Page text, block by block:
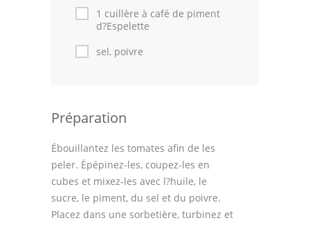
1 cuillère à café de piment
d?Espelette
sel, poivre
Préparation
Ébouillantez les tomates afin de les
peler. Épépinez-les, coupez-les en
cubes et mixez-les avec l?huile, le
sucre, le piment, du sel et du poivre.
Placez dans une sorbetière, turbinez et